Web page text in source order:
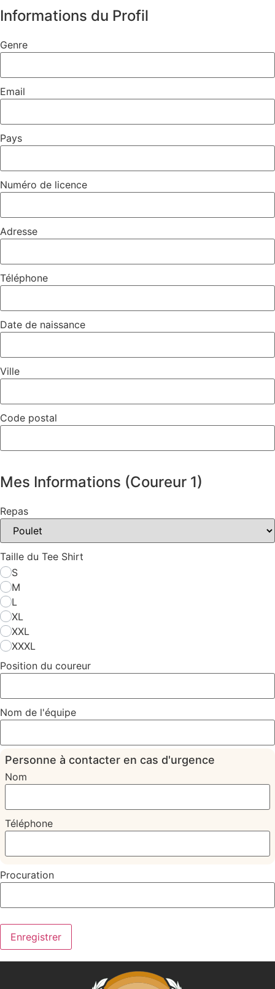
Informations du Profil
Genre
Email
Pays
Numéro de licence
Adresse
Téléphone
Date de naissance
Ville
Code postal
Mes Informations (Coureur 1)
Repas
Taille du Tee Shirt
S
M
L
XL
XXL
XXXL
Position du coureur
Nom de l'équipe
Personne à contacter en cas d'urgence
Nom
Téléphone
Procuration
Enregistrer